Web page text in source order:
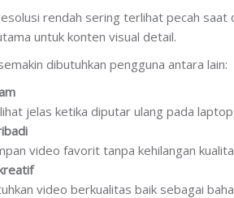
rendah sering terlihat pecah
untuk konten visual detail.
dibutuhkan pengguna antara lain:
jelas ketika diputar ulang pada
video favorit tanpa kehilangan
video berkualitas baik sebagai